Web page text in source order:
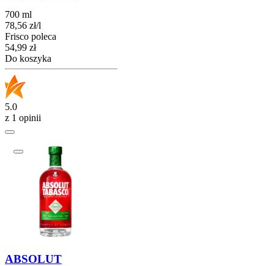
700 ml
78,56 zł/l
Frisco poleca
Cena
54,99 zł
Do koszyka
5.0
z 1 opinii
ABSOLUT